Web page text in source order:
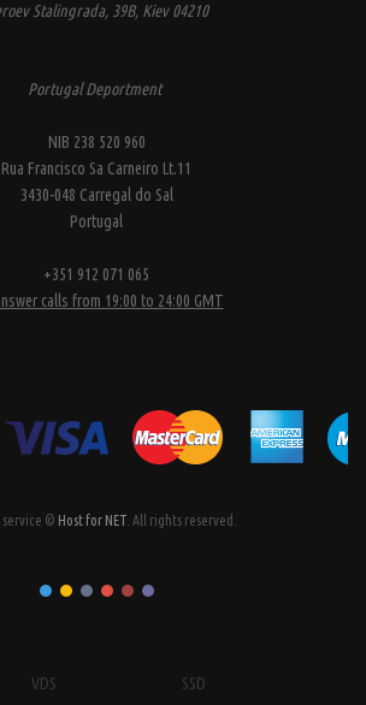
Stalingrada, 39B, Kiev 04210
Portugal Deportment
NIB 238 520 960
Rua Francisco Sa Carneiro Lt.11
3430-048 Carregal do Sal
Portugal
+351 912 071 065
calls from 19:00 to 24:00 GMT
service © Host for NET. All rights reserved.
VDS SSD